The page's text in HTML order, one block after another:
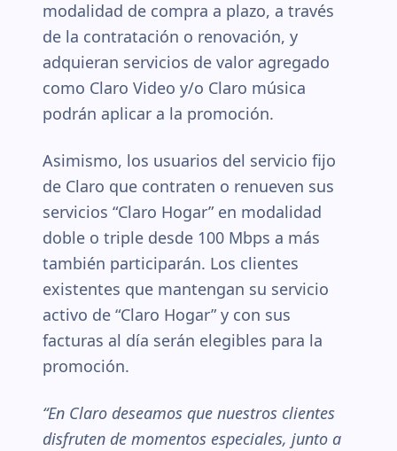
modalidad de compra a plazo, a través
de la contratación o renovación, y
adquieran servicios de valor agregado
como Claro Video y/o Claro música
podrán aplicar a la promoción.
Asimismo, los usuarios del servicio fijo
de Claro que contraten o renueven sus
servicios “Claro Hogar” en modalidad
doble o triple desde 100 Mbps a más
también participarán. Los clientes
existentes que mantengan su servicio
activo de “Claro Hogar” y con sus
facturas al día serán elegibles para la
promoción.
“En Claro deseamos que nuestros clientes
disfruten de momentos especiales, junto a